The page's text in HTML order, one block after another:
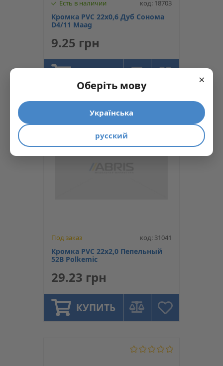
Есть в наличии код: 18703
Кромка PVC 22х0,6 Дуб Сонома
D4/11 Maag
9.25 грн
Под заказ код: 31041
Кромка PVC 22х2,0 Пепельный
52B Polkemic
29.23 грн
КУПИТЬ
×
Оберіть мову
Українська
русский